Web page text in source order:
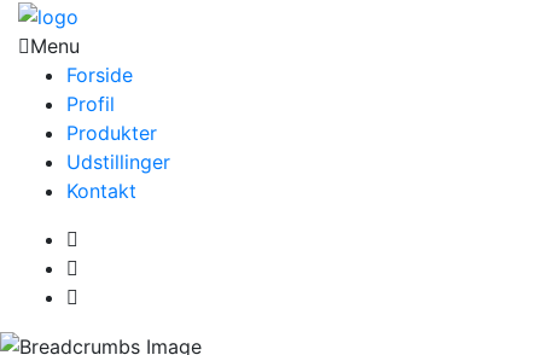
Menu
Forside
Profil
Produkter
Udstillinger
Kontakt